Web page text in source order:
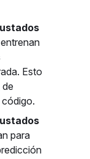
Esto
de
para